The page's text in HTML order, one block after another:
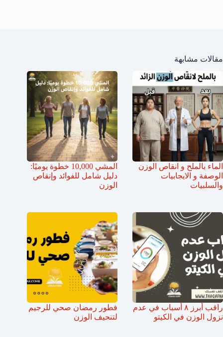
مقالات مشابهة
الماء بالملح و انقاص الوزن
الوصفة و الايجابيات
والسلبيات
المشي 10,000 خطوة يوميًا:
دليل شامل للفوائد وإنقاص
الوزن
راقب أبرز ٨ أسباب في عدم
نزول الوزن في الكيتو
فطور رمضان صحي للرجيم
لتنحيف الوزن